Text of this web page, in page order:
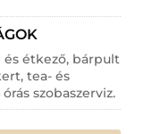
étkező, bárpult
tea- és
szobaszerviz.